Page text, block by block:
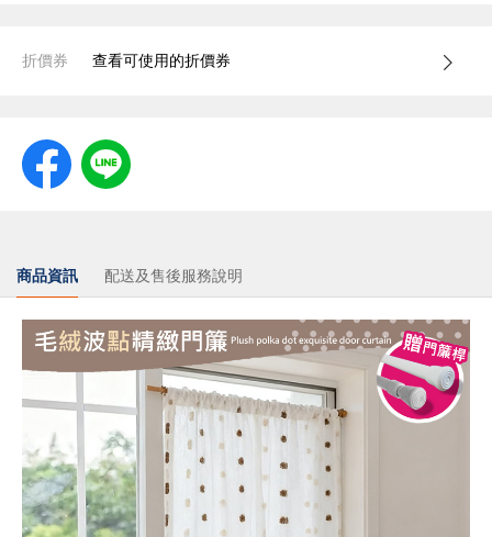
折價券 查看可使用的折價券
商品資訊 配送及售後服務說明